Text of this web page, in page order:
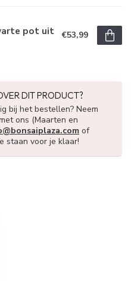
pot uit €53,99
DIT PRODUCT?
bij het bestellen? Neem
ons (Maarten en
of
staan voor je klaar!